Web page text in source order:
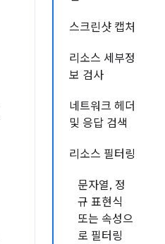
스크린샷 캡처
리소스 세부정
보 검사
네트워크 헤더
및 응답 검색
리소스 필터링
문자열, 정
규 표현식
또는 속성으
로 필터링